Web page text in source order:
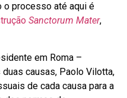
o processo até aqui é
Sanctorum Mater,
em Roma –
causas, Paolo Vilotta,
de cada causa para a